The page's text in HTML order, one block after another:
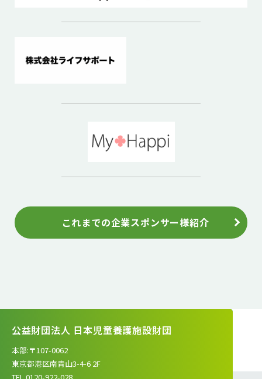
これまでの企業スポンサー様紹介
公益財団法人 日本児童養護施設財団
本部:〒107-0062
東京都港区南青山3-4-6 2F